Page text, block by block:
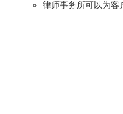
律师事务所可以为客